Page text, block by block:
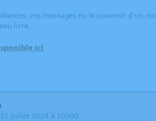
vos messages ou le souvenir d’un
livre.
ici.
31 juillet 2024 à 10h00